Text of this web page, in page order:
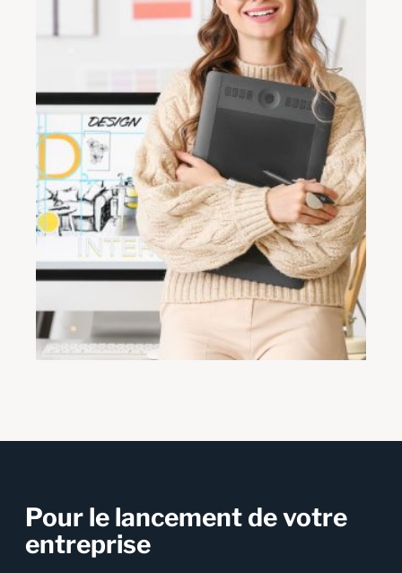
Pour le lancement de votre
entreprise